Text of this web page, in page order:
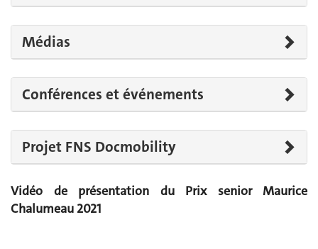
Médias
Conférences et événements
Projet FNS Docmobility
Vidéo de présentation du Prix senior Maurice
Chalumeau 2021